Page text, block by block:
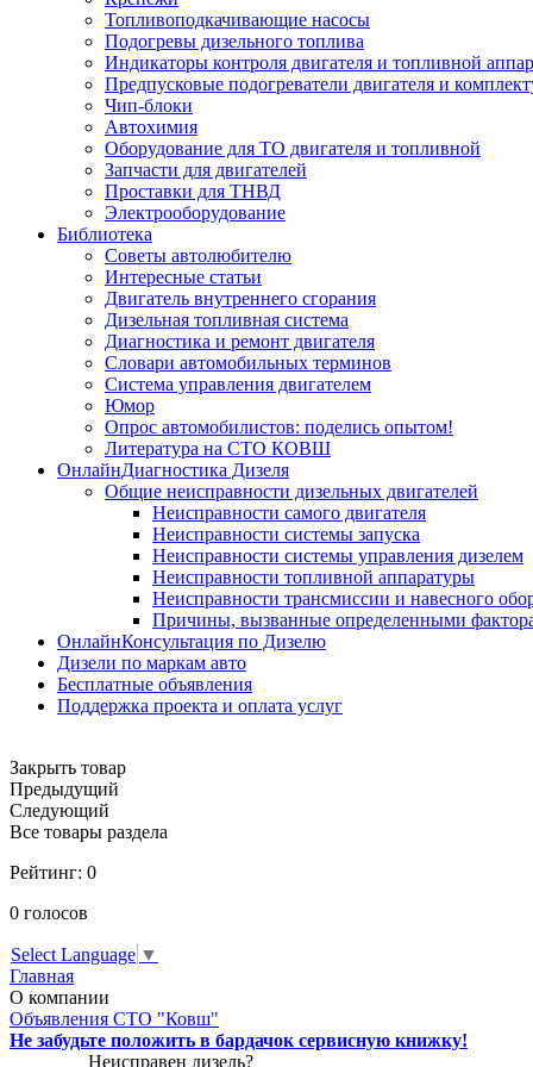
Топливоподкачивающие насосы
Подогревы дизельного топлива
Индикаторы контроля двигателя и топливной
Предпусковые подогреватели двигателя и
Чип-блоки
Автохимия
Оборудование для ТО двигателя и топливной
Запчасти для двигателей
Проставки для ТНВД
Электрооборудование
Библиотека
Советы автолюбителю
Интересные статьи
Двигатель внутреннего сгорания
Дизельная топливная система
Диагностика и ремонт двигателя
Словари автомобильных терминов
Система управления двигателем
Юмор
Опрос автомобилистов: поделись опытом!
Литература на СТО КОВШ
ОнлайнДиагностика Дизеля
Общие неисправности дизельных двигателей
Неисправности самого двигателя
Неисправности системы запуска
Неисправности системы управления дизелем
Неисправности топливной аппаратуры
Неисправности трансмиссии и навесного
Причины, вызванные определенными
ОнлайнКонсультация по Дизелю
Дизели по маркам авто
Бесплатные объявления
Поддержка проекта и оплата услуг
Закрыть товар
Предыдущий
Следующий
Все товары раздела
Рейтинг: 0
0 голосов
Select Language ▼
Главная
О компании
Объявления СТО "Ковш"
Не забудьте положить в бардачок сервисную книжку!
Неисправен дизель?